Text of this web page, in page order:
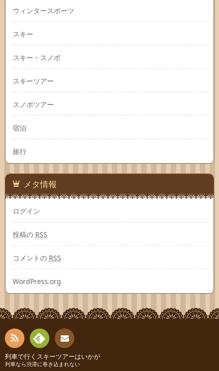
ウィンタースポーツ
スキー
スキー・スノボ
スキーツアー
スノボツアー
宿泊
旅行
メタ情報
ログイン
投稿の RSS
コメントの RSS
WordPress.org
RSS
Fee
お問
列車で行くスキーツアーはいかが
列車なら渋滞に巻き込まれない